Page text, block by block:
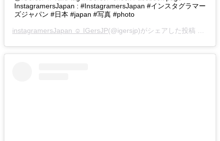
InstagramersJapan : #InstagramersJapan #インスタグラマー
ズジャパン #日本 #japan #写真 #photo
instagramersJapan ☺︎ IGersJP(@igersjp)がシェアした投稿 –